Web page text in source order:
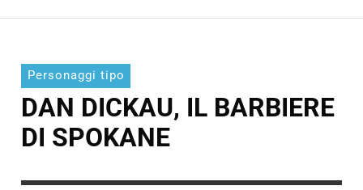
024
A.
Munno
ng
w
l
Personaggi tipo
DAN DICKAU, IL BARBIERE
DI SPOKANE